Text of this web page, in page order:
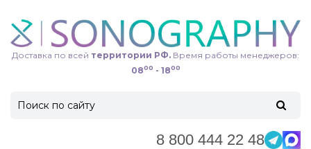
Доставка по всей территории РФ. Время работы менеджеров:
0800 - 1800
8 800 444 22 48